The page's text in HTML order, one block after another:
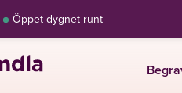
Öppet dygnet runt